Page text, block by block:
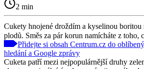
2 min
Cukety hnojené droždím a kyselinou boritou
plodů. Směs za pár korun namícháte z toho,
Přidejte si obsah Centrum.cz do
hledání a Google zprávy
Cuketa patří mezi nejpopulárnější druhy